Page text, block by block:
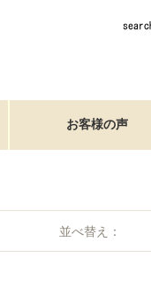
お客様の声
並べ替え：